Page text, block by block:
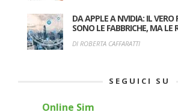
DA APPLE A NVIDIA: IL
SONO LE FABBRICHE, MA LE
DI ROBERTA CAFFARATTI
SEGUICI SU
Online Sim